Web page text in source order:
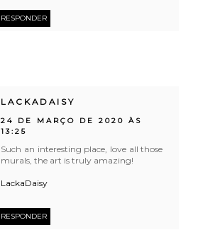
RESPONDER
LACKADAISY
24 DE MARÇO DE 2020 ÀS
13:25
Such an interesting place, love all those
murals, the art is truly amazing!
LackaDaisy
RESPONDER